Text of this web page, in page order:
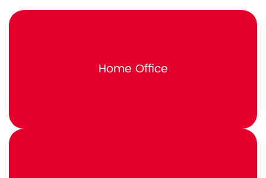
Home Office